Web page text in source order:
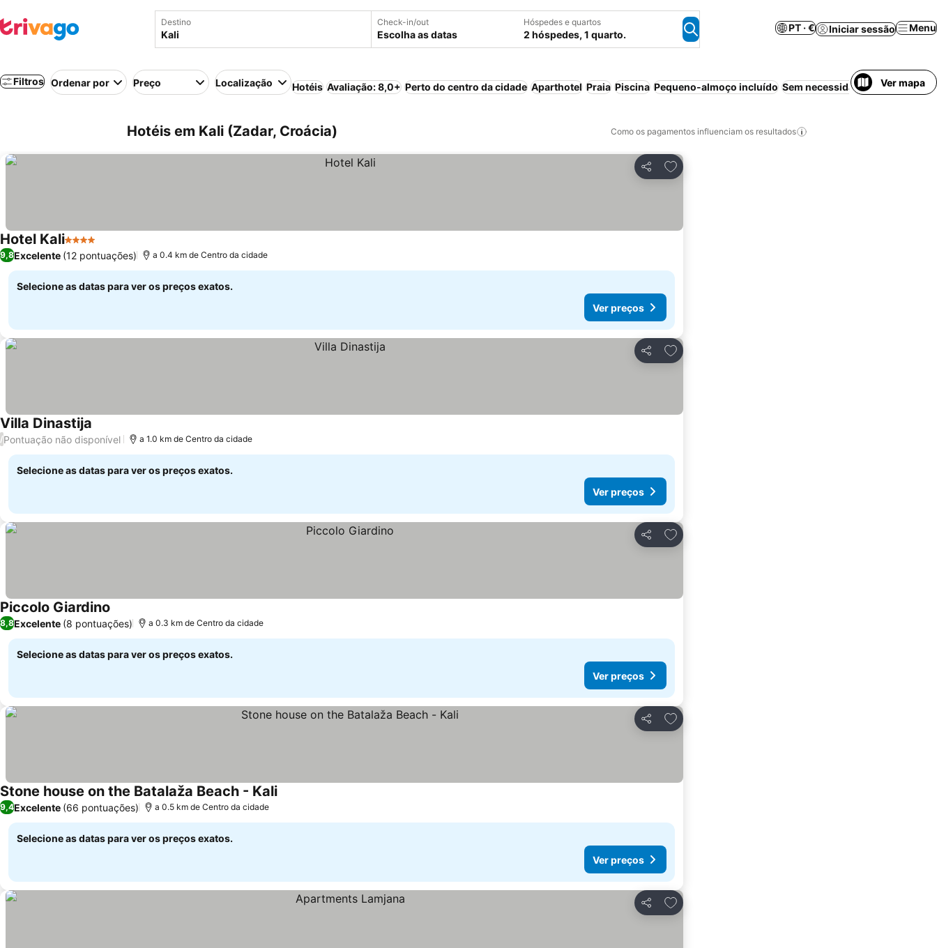
Destino Check-in/out
Escolha as datas
Hóspedes e quartos
2 hóspedes, 1 quarto.
PT · € Iniciar sessão Menu
Filtros Ordenar por Preço Localização Hotéis Avaliação: 8,0+ Perto do centro da cidade Aparthotel Praia Piscina Pequeno-almoço incluído Sem necessidade de pré-Ver mapa
Hotéis em Kali (Zadar, Croácia) Como os pagamentos influenciam os resultados
Partilhar
Adicionar aos favoritos
Hotel Kali4 EstrelasVer preços
9,8Excelente (12 pontuações) a 0.4 km de Centro da cidade
Selecione as datas para ver os preços exatos.
Ver preços
Partilhar
Adicionar aos favoritos
Villa Dinastija Ver preços
/Pontuação não disponível a 1.0 km de Centro da cidade
Selecione as datas para ver os preços exatos.
Ver preços
Partilhar
Adicionar aos favoritos
Piccolo Giardino Ver preços
8,8Excelente (8 pontuações) a 0.3 km de Centro da cidade
Selecione as datas para ver os preços exatos.
Ver preços
Partilhar
Adicionar aos favoritos
Stone house on the Batalaža Beach - KaliVer preços
9,4Excelente (66 pontuações) a 0.5 km de Centro da cidade
Selecione as datas para ver os preços exatos.
Ver preços
Partilhar
Adicionar aos favoritos